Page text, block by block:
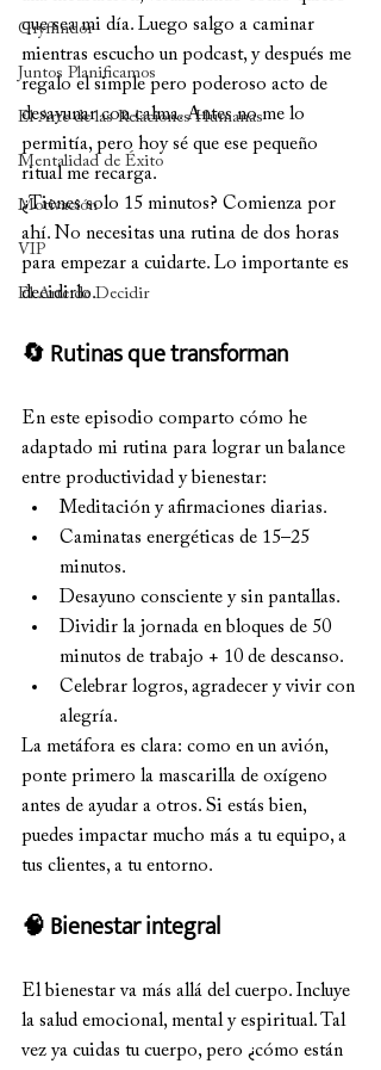
Gryffindor
Juntos Planificamos
El Arte de las Relaciones Humanas
Mentalidad de Éxito
Motivación
VIP
El Arte de Decidir
que sea mi día. Luego salgo a caminar
mientras escucho un podcast, y después me
regalo el simple pero poderoso acto de
desayunar con calma. Antes no me lo
permitía, pero hoy sé que ese pequeño
ritual me recarga.
¿Tienes solo 15 minutos? Comienza por
ahí. No necesitas una rutina de dos horas
para empezar a cuidarte. Lo importante es
decidirlo.
🔄 Rutinas que transforman
En este episodio comparto cómo he
adaptado mi rutina para lograr un balance
entre productividad y bienestar:
Meditación y afirmaciones diarias.
Caminatas energéticas de 15–25
minutos.
Desayuno consciente y sin pantallas.
Dividir la jornada en bloques de 50
minutos de trabajo + 10 de descanso.
Celebrar logros, agradecer y vivir con
alegría.
La metáfora es clara: como en un avión,
ponte primero la mascarilla de oxígeno
antes de ayudar a otros. Si estás bien,
puedes impactar mucho más a tu equipo, a
tus clientes, a tu entorno.
🧠 Bienestar integral
El bienestar va más allá del cuerpo. Incluye
la salud emocional, mental y espiritual. Tal
vez ya cuidas tu cuerpo, pero ¿cómo están